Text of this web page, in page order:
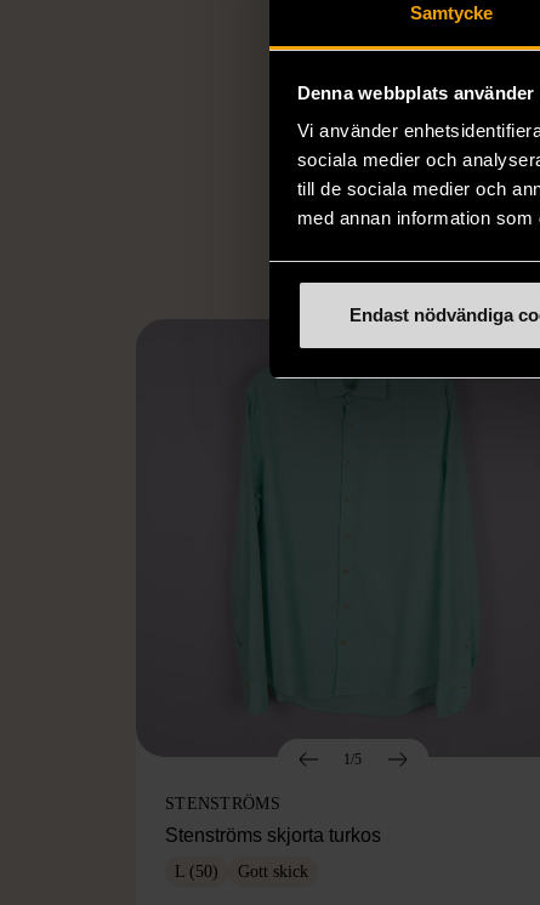
Samtycke
Denna webbplats
Vi använder
sociala medier och
till de sociala medier och
med annan information
Endast nödvändiga
utanförskap,
livssituationer och
arbetstränar
utanför
eller
1/5
STENSTRÖMS
Stenströms skjorta turkos
L (50) Gott skick